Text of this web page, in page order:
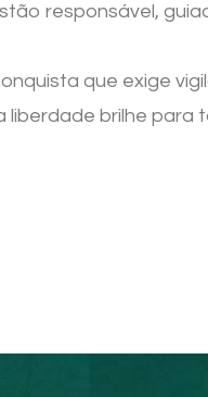
responsável,
que exige
liberdade brilhe para